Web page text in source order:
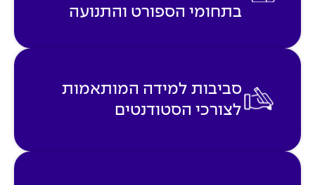
בתחומי הספורט והתנועה
סביבות למידה המותאמות
לצורכי הסטודנטים